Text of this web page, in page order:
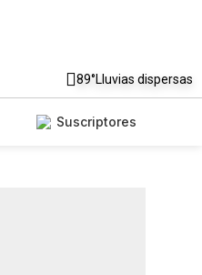
89°Lluvias dispersas
Suscriptores